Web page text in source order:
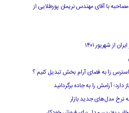
مصاحبه با آقای مهندس نریمان پورطلایی از
از شهریور ۱۴۰۱
زا به فضای آرام بخش تبدیل کنیم ؟
آرامش را به جاده برگردانید
نرخ مدل‌های جدید بازار